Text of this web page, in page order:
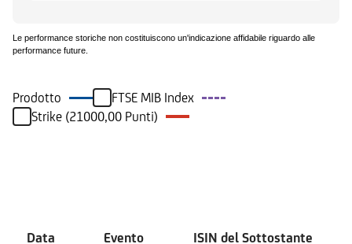
Le performance storiche non costituiscono un'indicazione affidabile riguardo alle
performance future.
Prodotto
FTSE MIB Index
Strike (21000,00 Punti)
Data Evento ISIN del Sottostante